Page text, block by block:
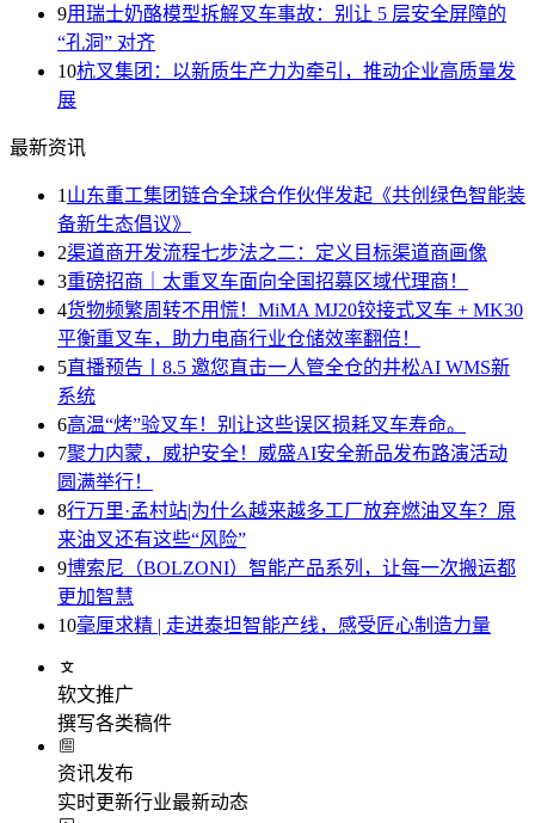
9用瑞士奶酪模型拆解叉车事故：别让 5 层安全屏障的
“孔洞” 对齐
10杭叉集团：以新质生产力为牵引，推动企业高质量发
展
最新资讯
1 山东重工集团链合全球合作伙伴发起《共创绿色智能装
备新生态倡议》
2渠道商开发流程七步法之二：定义目标渠道商画像
3重磅招商｜太重叉车面向全国招募区域代理商！
4货物频繁周转不用慌！MiMA MJ20铰接式叉车 + MK30
平衡重叉车，助力电商行业仓储效率翻倍！
5直播预告丨8.5 邀您直击一人管全仓的井松AI WMS新
系统
6高温“烤”验叉车！别让这些误区损耗叉车寿命。
7聚力内蒙，威护安全！威盛AI安全新品发布路演活动
圆满举行！
8行万里·孟村站|为什么越来越多工厂放弃燃油叉车？原
来油叉还有这些“风险”
9博索尼（BOLZONI）智能产品系列，让每一次搬运都
更加智慧
10毫厘求精 | 走进泰坦智能产线，感受匠心制造力量
软文推广
撰写各类稿件
资讯发布
实时更新行业最新动态